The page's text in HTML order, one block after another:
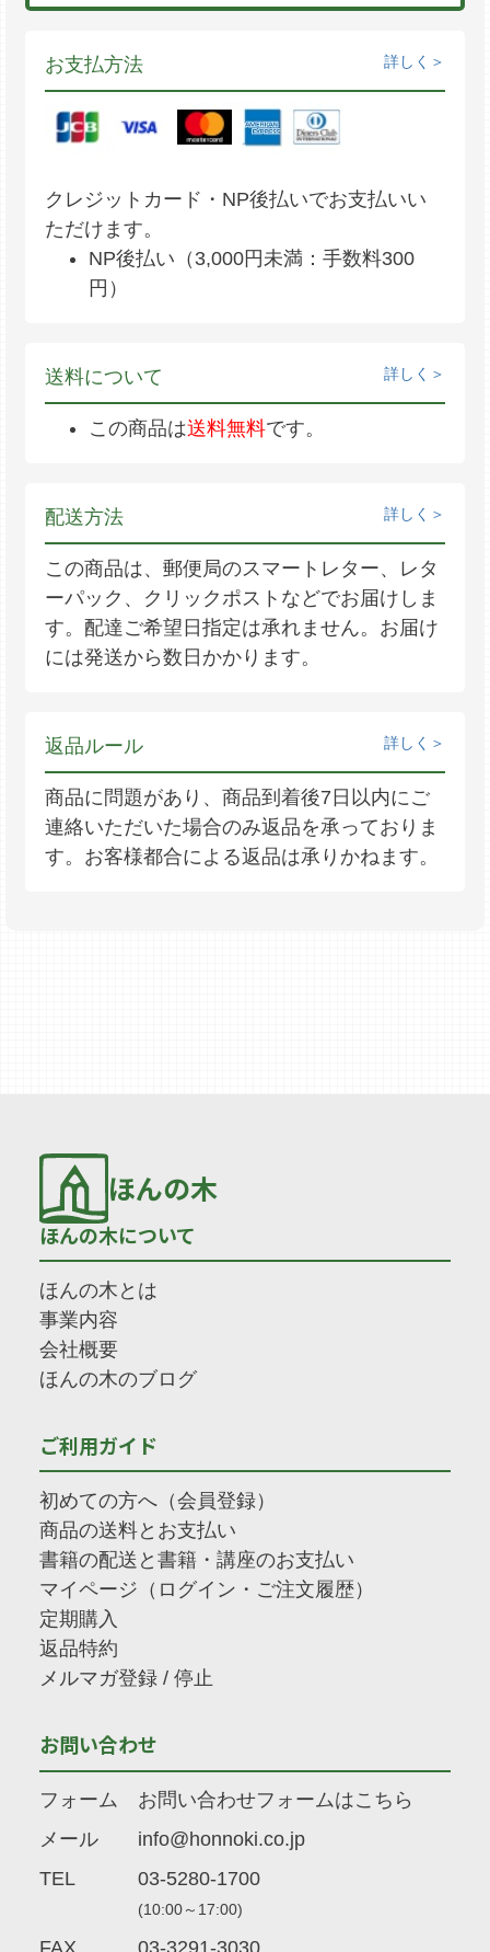
お支払方法 詳しく
クレジットカード・NP後払いでお支払いい
ただけます。
NP後払い（3,000円未満：手数料300
円）
送料について 詳しく
この商品は送料無料です。
配送方法 詳しく
この商品は、郵便局のスマートレター、レタ
ーパック、クリックポストなどでお届けしま
す。配達ご希望日指定は承れません。お届け
には発送から数日かかります。
返品ルール 詳しく
商品に問題があり、商品到着後7日以内にご
連絡いただいた場合のみ返品を承っておりま
す。お客様都合による返品は承りかねます。
ほんの木
ほんの木について
ほんの木とは
事業内容
会社概要
ほんの木のブログ
ご利用ガイド
初めての方へ（会員登録）
商品の送料とお支払い
書籍の配送と書籍・講座のお支払い
マイページ（ログイン・ご注文履歴）
定期購入
返品特約
メルマガ登録 / 停止
お問い合わせ
フォーム
お問い合わせフォームはこちら
メール
info@honnoki.co.jp
TEL
03-5280-1700
(10:00～17:00)